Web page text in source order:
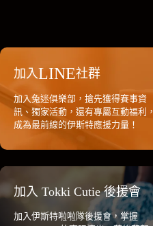
加入LINE社群
加入兔迷俱樂部，搶先獲得賽事資
訊、獨家活動，還有專屬互動福利，
成為最前線的伊斯特應援力量！
加入 Tokki Cutie 後援會
加入伊斯特啦啦隊後援會，掌握